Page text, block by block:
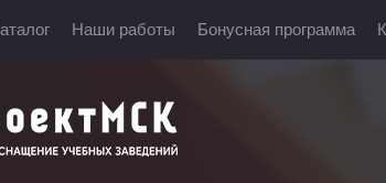
Наши работы Бонусная программа